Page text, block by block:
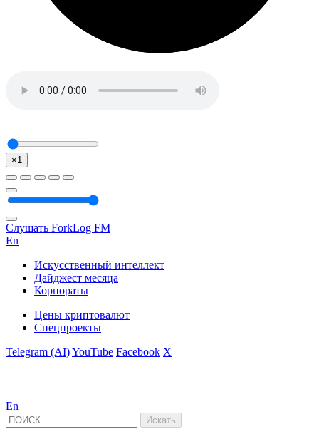
×1
Слушать ForkLog FM
En
Искусственный интеллект
Дайджест месяца
Корпораты
Цены криптовалют
Спецпроекты
Telegram (AI)YouTube Facebook X
En